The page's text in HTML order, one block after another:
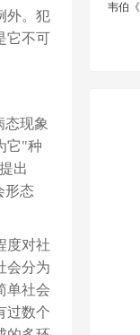
外。犯
它不可
态现象
它"种
出
形态
度对社
会分为
单社会
过数个
韦伯